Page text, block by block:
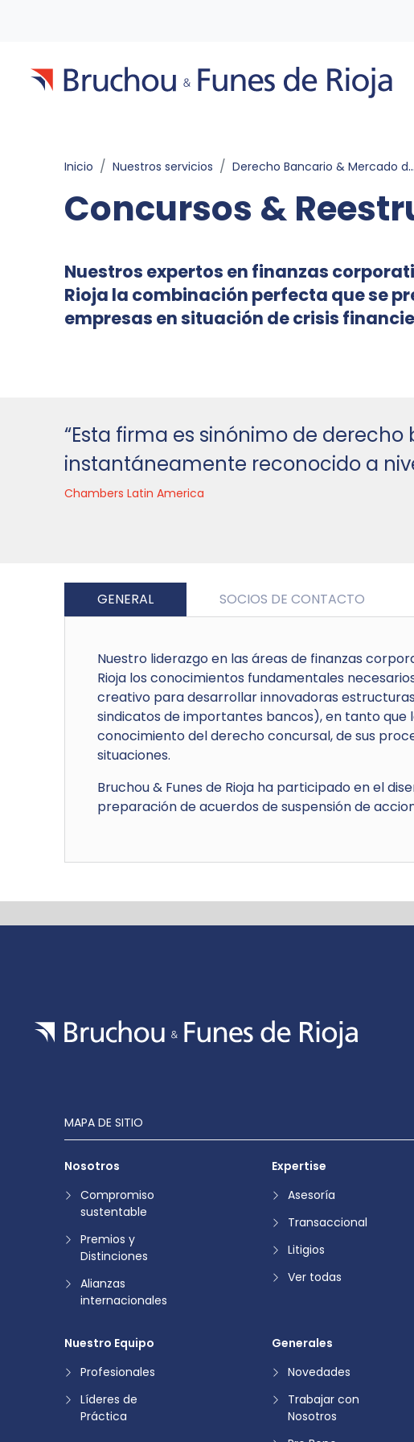
Inicio Nuestros servicios Derecho Bancario & Mercado de Capitales
Concursos &
Nuestros expertos en finanzas
Rioja la combinación perfecta que se
empresas en situación de crisis
“Esta firma es sinónimo de
instantáneamente reconocido a
Chambers Latin America
GENERAL SOCIOS DE CONTACTO
Nuestro liderazgo en las áreas de finanzas
Rioja los conocimientos fundamentales
creativo para desarrollar innovadoras
sindicatos de importantes bancos), en tanto
conocimiento del derecho concursal, de sus
situaciones.
Bruchou & Funes de Rioja ha participado en el
preparación de acuerdos de suspensión de
MAPA DE SITIO
Nosotros
Compromiso
sustentable
Premios y
Distinciones
Alianzas
internacionales
Expertise
Asesoría
Transaccional
Litigios
Ver todas
Nuestro Equipo
Profesionales
Líderes de
Práctica
Generales
Novedades
Trabajar con
Nosotros